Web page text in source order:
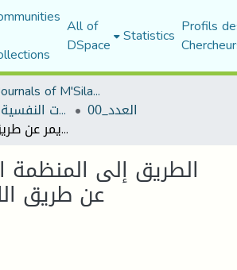
All of
DSpace Statistics Profils
Scientific Journals of M'Sila University
مجلة الجامع في الدراسات النفسية والعلوم التربوية العدد_00
الطريق إلى المنظمة المعاصرة يمر عن طريق الابتكار الاداري
الطريق إلى المنظمة
عن طريق